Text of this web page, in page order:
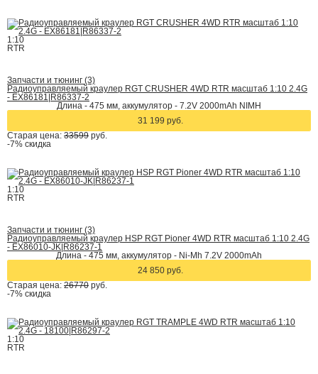
1:10
RTR
Запчасти и тюнинг (3)
Радиоуправляемый краулер RGT CRUSHER 4WD RTR масштаб 1:10 2.4G
- EX86181|R86337-2
Длина - 475 мм, аккумулятор - 7.2V 2000mAh NIMH
31 199 руб.
Старая цена: 33599 руб.
-7% скидка
1:10
RTR
Запчасти и тюнинг (3)
Радиоуправляемый краулер HSP RGT Pioner 4WD RTR масштаб 1:10 2.4G
- EX86010-JK|R86237-1
Длина - 475 мм, аккумулятор - Ni-Mh 7.2V 2000mAh
24 850 руб.
Старая цена: 26770 руб.
-7% скидка
1:10
RTR